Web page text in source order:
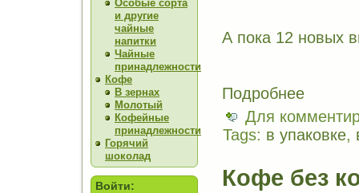
Особые сорта
и другие
чайные
напитки
Чайные
принадлежности
Кофе
В зернах
Молотый
Кофейные
принадлежности
Горячий
шоколад
Войти:
А пока 12 новых
Подробнее
Для
Tags: в упаковке,
Кофе без